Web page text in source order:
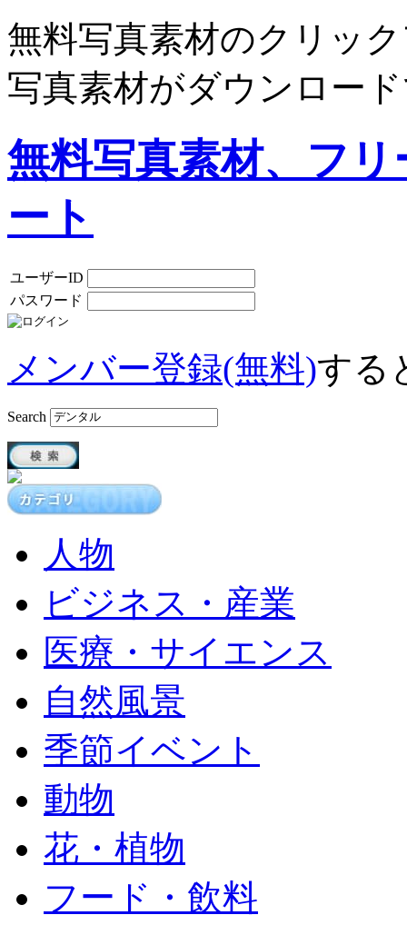
無料写真素材のクリッ
写真素材がダウンロー
無料写真素材、フ
ート
ユーザーID
パスワード
メンバー登録(無料)する
Search
人物
ビジネス・産業
医療・サイエンス
自然風景
季節イベント
動物
花・植物
フード・飲料